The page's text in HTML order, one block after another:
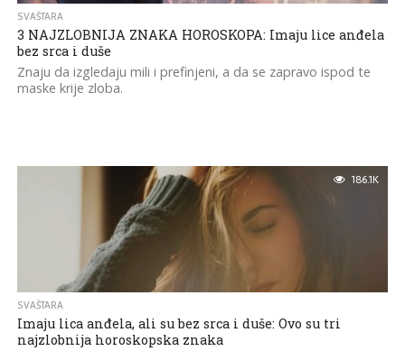
SVAŠTARA
3 NAJZLOBNIJA ZNAKA HOROSKOPA: Imaju lice anđela
bez srca i duše
Znaju da izgledaju mili i prefinjeni, a da se zapravo ispod te
maske krije zloba.
186.1K
SVAŠTARA
Imaju lica anđela, ali su bez srca i duše: Ovo su tri
najzlobnija horoskopska znaka